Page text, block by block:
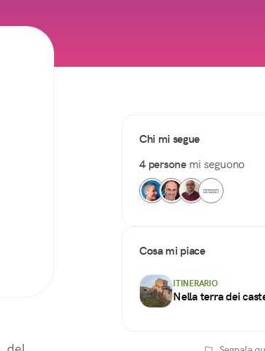
Chi mi segue
4 personemi seguono
Cosa mi piace
ITINERARIO
Nella terra dei